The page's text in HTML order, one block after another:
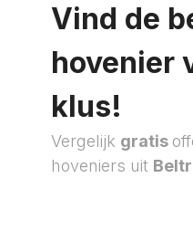
Vind de
hovenier
klus!
Vergelijk gratis
hoveniers uit